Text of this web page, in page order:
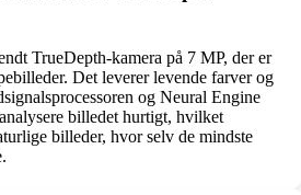
TrueDepth-kamera på 7 MP, der er
Det leverer levende farver og
og Neural Engine
billedet hurtigt, hvilket
billeder, hvor selv de mindste